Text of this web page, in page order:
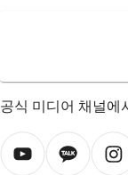
공식 미디어 채널에